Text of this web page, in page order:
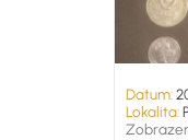
Datum:
Lokalita: